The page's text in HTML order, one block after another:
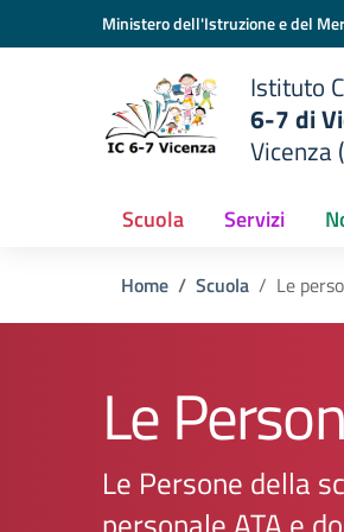
Vai ai contenuti
Vai al menu di navigazioneMinistero dell'Istruzione e del
Istituto
6-7 di
Vicenza
Scuola Servizi
Home Scuola Le
Le
Le Persone della